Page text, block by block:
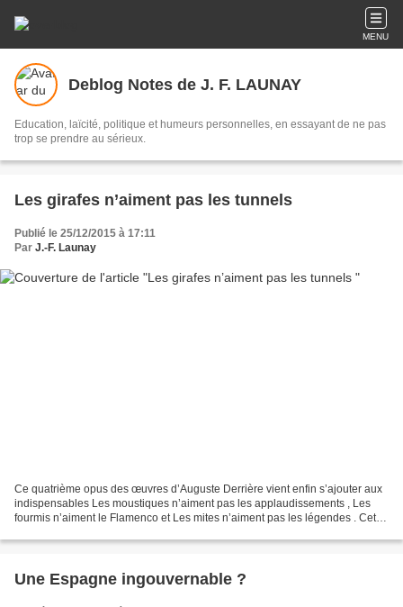
MENU
Deblog Notes de J. F. LAUNAY
Education, laïcité, politique et humeurs personnelles, en essayant de ne pas
trop se prendre au sérieux.
Les girafes n’aiment pas les tunnels
Publié le 25/12/2015 à 17:11
Par J.-F. Launay
Ce quatrième opus des œuvres d’Auguste Derrière vient enfin s’ajouter aux
indispensables Les moustiques n’aiment pas les applaudissements , Les
fourmis n’aiment le Flamenco et Les mites n’aiment pas les légendes . Cette
Une Espagne ingouvernable ?